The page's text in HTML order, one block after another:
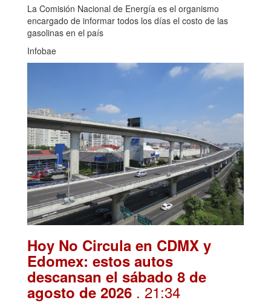
La Comisión Nacional de Energía es el organismo
encargado de informar todos los días el costo de las
gasolinas en el país
Infobae
Hoy No Circula en CDMX y
Edomex: estos autos
descansan el sábado 8 de
agosto de 2026 . 21:34